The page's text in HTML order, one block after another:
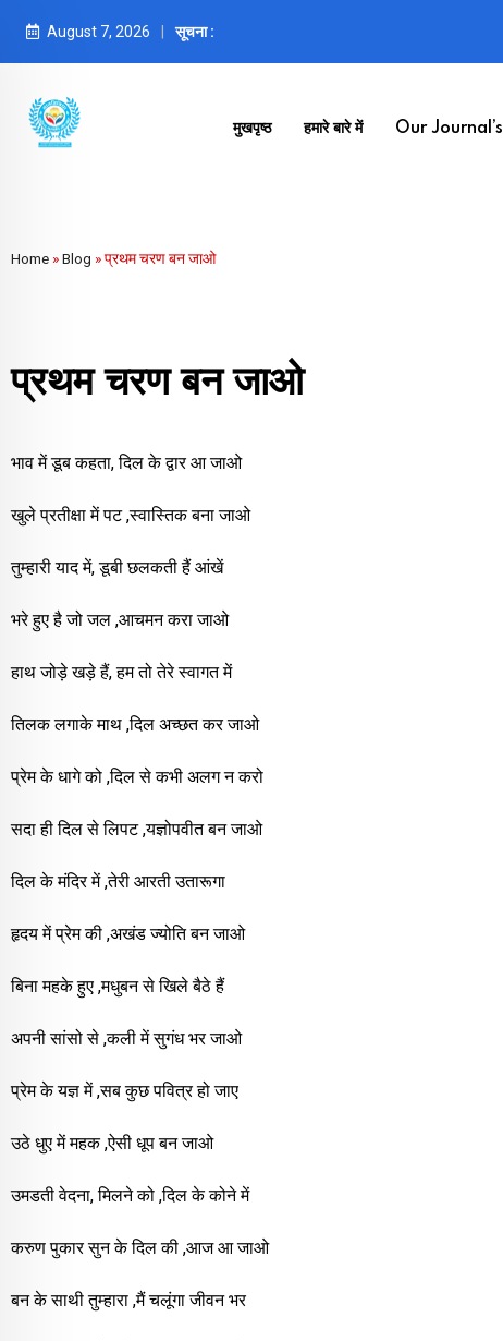
August 7, 2026 सूचना :
मुखपृष्ठ हमारे बारे में Our Journal’s
Home »Blog »प्रथम चरण बन जाओ
प्रथम चरण बन जाओ
भाव में डूब कहता, दिल के द्वार आ जाओ
खुले प्रतीक्षा में पट ,स्वास्तिक बना जाओ
तुम्हारी याद में, डूबी छलकती हैं आंखें
भरे हुए है जो जल ,आचमन करा जाओ
हाथ जोड़े खड़े हैं, हम तो तेरे स्वागत में
तिलक लगाके माथ ,दिल अच्छत कर जाओ
प्रेम के धागे को ,दिल से कभी अलग न करो
सदा ही दिल से लिपट ,यज्ञोपवीत बन जाओ
दिल के मंदिर में ,तेरी आरती उतारूगा
हृदय में प्रेम की ,अखंड ज्योति बन जाओ
बिना महके हुए ,मधुबन से खिले बैठे हैं
अपनी सांसो से ,कली में सुगंध भर जाओ
प्रेम के यज्ञ में ,सब कुछ पवित्र हो जाए
उठे धुए में महक ,ऐसी धूप बन जाओ
उमडती वेदना, मिलने को ,दिल के कोने में
करुण पुकार सुन के दिल की ,आज आ जाओ
बन के साथी तुम्हारा ,मैं चलूंगा जीवन भर